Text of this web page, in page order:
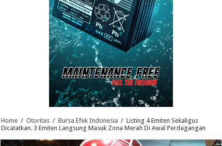
Home / Otoritas / Bursa Efek Indonesia / Listing 4 Emiten Sekaligus
Dicatatkan. 3 Emiten Langsung Masuk Zona Merah Di Awal Perdagangan